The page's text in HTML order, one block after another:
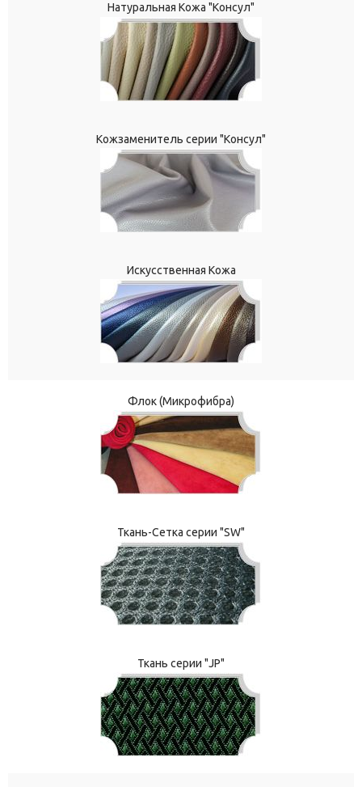
Натуральная Кожа "Консул"
Кожзаменитель серии "Консул"
Искусственная Кожа
Флок (Микрофибра)
Ткань-Сетка серии "SW"
Ткань серии "JP"